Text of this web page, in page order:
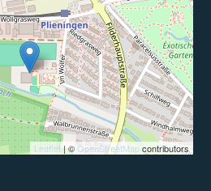
Leaflet| ©OpenStreetMapcontributors